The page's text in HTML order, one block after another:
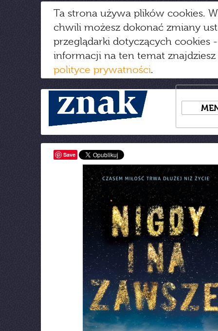
Ta strona używa plików cookies.
chwili możesz dokonać zmiany
przeglądarki dotyczących cookies
informacji na ten temat
polityce prywatności.
Save